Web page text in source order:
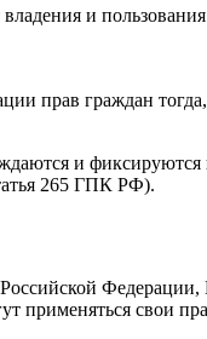
и
прав граждан
и
265 ГПК РФ).
применяться свои